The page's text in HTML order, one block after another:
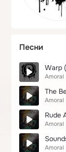
Песни
Warp
Amoral
The
Amoral
Rude
Amoral
Amoral